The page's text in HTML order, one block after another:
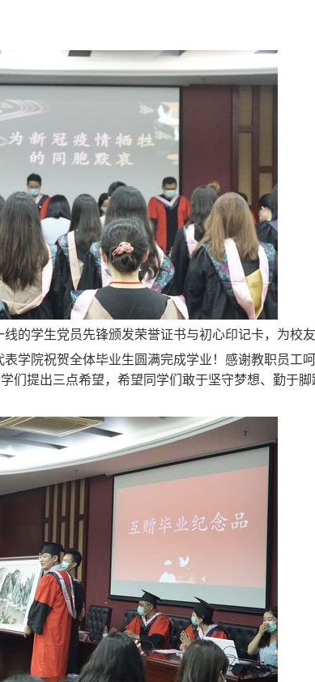
的学生党员先锋颁发荣誉证书与初心印记卡，为校友
学院祝贺全体毕业生圆满完成学业！感谢教职员工
们提出三点希望，希望同学们敢于坚守梦想、勤于